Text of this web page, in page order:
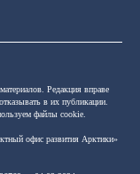
Редакция вправе
в их публикации.
файлы cookie.
офис развития Арктики»